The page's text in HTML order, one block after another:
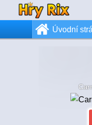
Úvodní